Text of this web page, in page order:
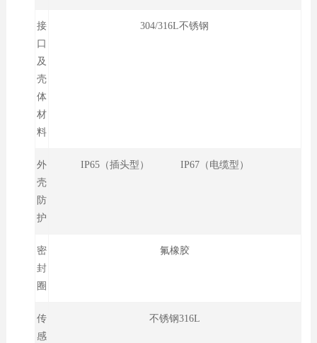
接
口
及
壳
体
材
料
304/316L不锈钢
外
壳
防
护
IP65（插头型） IP67（电缆型）
密
封
圈
氟橡胶
传
感
不锈钢316L